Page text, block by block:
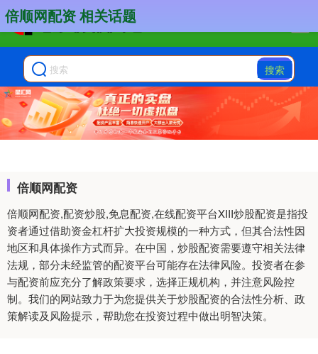
搜索
倍顺网配资
倍顺网配资,配资炒股,免息配资,在线配资平台XIII‌炒股配资是指投
资者通过借助资金杠杆扩大投资规模的一种方式，但其合法性因
地区和具体操作方式而异。在中国，炒股配资需要遵守相关法律
法规，部分未经监管的配资平台可能存在法律风险。投资者在参
与配资前应充分了解政策要求，选择正规机构，并注意风险控
制。我们的网站致力于为您提供关于炒股配资的合法性分析、政
策解读及风险提示，帮助您在投资过程中做出明智决策。
倍顺网配资 相关话题